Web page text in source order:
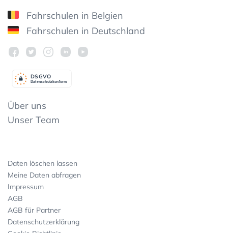
Fahrschulen in Belgien
Fahrschulen in Deutschland
Datenschutzkonform
DSGVO
Über uns
Unser Team
Daten löschen lassen
Meine Daten abfragen
Impressum
AGB
AGB für Partner
Datenschutzerklärung